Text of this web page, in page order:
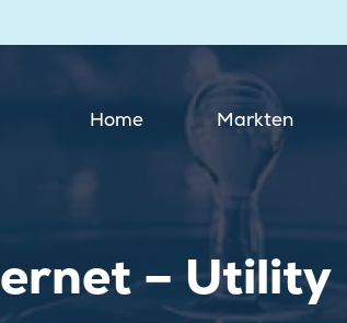
Home Markten
– Utility